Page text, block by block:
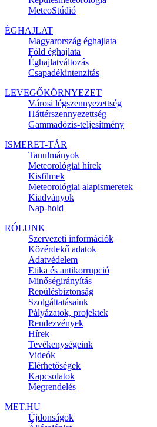
MeteoStúdió
ÉGHAJLAT
Magyarország éghajlata
Föld éghajlata
Éghajlatváltozás
Csapadékintenzitás
LEVEGŐKÖRNYEZET
Városi légszennyezettség
Háttérszennyezettség
Gammadózis-teljesítmény
ISMERET-TÁR
Tanulmányok
Meteorológiai hírek
Kisfilmek
Meteorológiai alapismeretek
Kiadványok
Nap-hold
RÓLUNK
Szervezeti információk
Közérdekű adatok
Adatvédelem
Etika és antikorrupció
Minőségirányítás
Repülésbiztonság
Szolgáltatásaink
Pályázatok, projektek
Rendezvények
Hírek
Tevékenységeink
Videók
Elérhetőségek
Kapcsolatok
Megrendelés
MET.HU
Újdonságok